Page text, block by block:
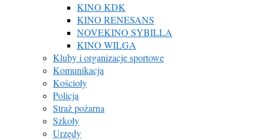
KINO KDK
KINO RENESANS
NOVEKINO SYBILLA
KINO WILGA
Kluby i organizacje sportowe
Komunikacja
Kościoły
Policja
Straż pożarna
Szkoły
Urzędy